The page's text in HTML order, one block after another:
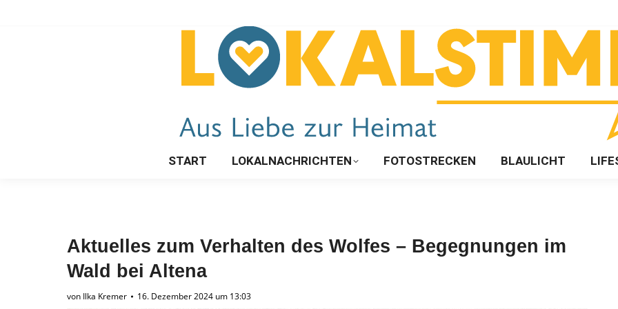
START LOKALNACHRICHTEN FOTOSTRECKEN BLAULICHT
Aktuelles zum Verhalten des Wolfes – Begegnungen im
Wald bei Altena
von Ilka Kremer 16. Dezember 2024 um 13:03